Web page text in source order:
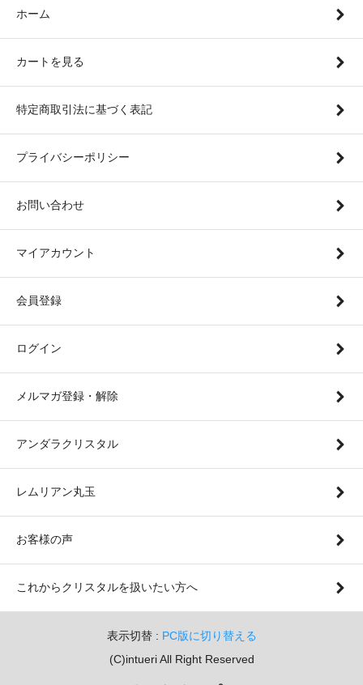
ホーム
カートを見る
特定商取引法に基づく表記
プライバシーポリシー
お問い合わせ
マイアカウント
会員登録
ログイン
メルマガ登録・解除
アンダラクリスタル
レムリアン丸玉
お客様の声
これからクリスタルを扱いたい方へ
表示切替 : PC版に切り替える
(C)intueri All Right Reserved